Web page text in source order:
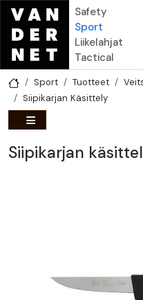
Hyppää pääsisältöön
Safety
Sport
Liikelahjat
Tactical
Sport Tuotteet
Siipikarjan Käsittely
Siipikarjan